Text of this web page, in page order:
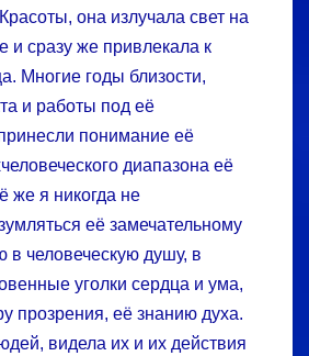
она излучала свет на
и сразу же привлекала к
Многие годы близости,
и работы под её
понимание её
диапазона её
же я никогда не
её замечательному
в человеческую душу, в
уголки сердца и ума,
прозрения, её знанию духа.
видела их и их действия